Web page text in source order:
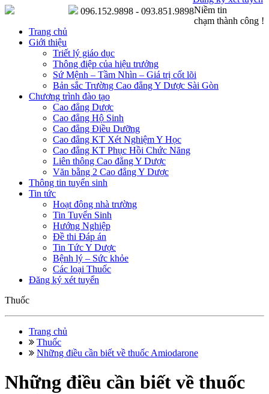
Niềm tin
chạm thành công !
096.152.9898 - 093.851.9898
Trang chủ
Giới thiệu
Triết lý giáo dục
Thông điệp của hiệu trưởng
Sứ Mệnh – Tầm Nhìn – Giá trị cốt lõi
Bản sắc Trường Cao đẳng Y Dược Sài Gòn
Chương trình đào tạo
Cao đẳng Dược
Cao đẳng Hộ Sinh
Cao đẳng Điều Dưỡng
Cao đẳng KT Xét Nghiệm Y Học
Cao đẳng KT Phục Hồi Chức Năng
Liên thông Cao đẳng Y Dược
Văn bằng 2 Cao đẳng Y Dược
Thông tin tuyển sinh
Tin tức
Hoạt động nhà trường
Tin Tuyển Sinh
Hướng Nghiệp
Đề thi Đáp án
Tin Tức Y Dược
Bệnh lý – Sức khỏe
Các loại Thuốc
Đăng ký xét tuyển
Thuốc
Trang chủ
Thuốc
Những điều cần biết về thuốc Amiodarone
Những điều cần biết về thuốc